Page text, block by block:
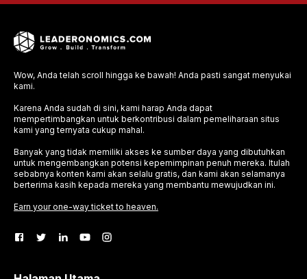
Wow, Anda telah scroll hingga ke bawah! Anda pasti sangat menyukai
kami.
Karena Anda sudah di sini, kami harap Anda dapat
mempertimbangkan untuk berkontribusi dalam pemeliharaan situs
kami yang ternyata cukup mahal.
Banyak yang tidak memiliki akses ke sumber daya yang dibutuhkan
untuk mengembangkan potensi kepemimpinan penuh mereka. Itulah
sebabnya konten kami akan selalu gratis, dan kami akan selamanya
berterima kasih kepada mereka yang membantu mewujudkan ini.
Earn your one-way ticket to heaven.